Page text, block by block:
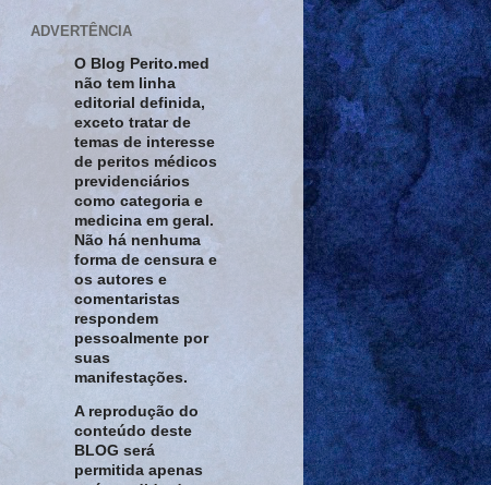
ADVERTÊNCIA
O Blog Perito.med
não tem linha
editorial definida,
exceto tratar de
temas de interesse
de peritos médicos
previdenciários
como categoria e
medicina em geral.
Não há nenhuma
forma de censura e
os autores e
comentaristas
respondem
pessoalmente por
suas
manifestações.
A reprodução do
conteúdo deste
BLOG será
permitida apenas